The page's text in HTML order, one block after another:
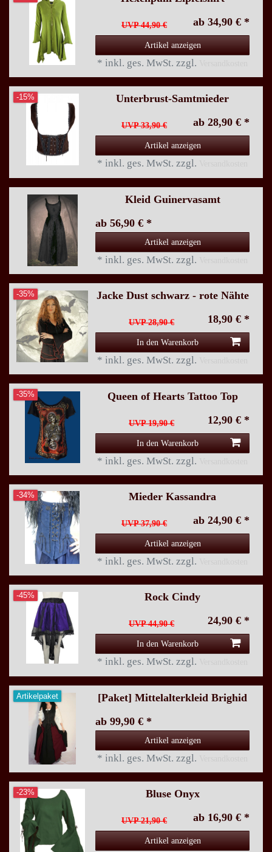
UVP 44,90 € ab 34,90 € *
Artikel anzeigen
* inkl. ges. MwSt. zzgl.
-15% Unterbrust-Samtmieder
UVP 33,90 € ab 28,90 € *
Artikel anzeigen
* inkl. ges. MwSt. zzgl.
Kleid Guinervasamt
ab 56,90 € *
Artikel anzeigen
* inkl. ges. MwSt. zzgl.
-35% Jacke Dust schwarz - rote Nähte
UVP 28,90 € 18,90 € *
In den Warenkorb
* inkl. ges. MwSt. zzgl.
-35% Queen of Hearts Tattoo Top
UVP 19,90 € 12,90 € *
In den Warenkorb
* inkl. ges. MwSt. zzgl.
-34% Mieder Kassandra
UVP 37,90 € ab 24,90 € *
Artikel anzeigen
* inkl. ges. MwSt. zzgl.
-45% Rock Cindy
UVP 44,90 € 24,90 € *
In den Warenkorb
* inkl. ges. MwSt. zzgl.
Artikelpaket
[Paket] Mittelalterkleid Brighid
ab 99,90 € *
Artikel anzeigen
* inkl. ges. MwSt. zzgl.
-23% Bluse Onyx
UVP 21,90 € ab 16,90 € *
Artikel anzeigen